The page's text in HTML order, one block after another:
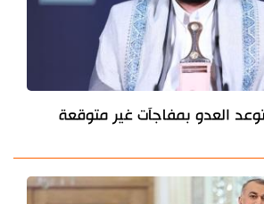
العدو بمفاجآت غير متوقعة